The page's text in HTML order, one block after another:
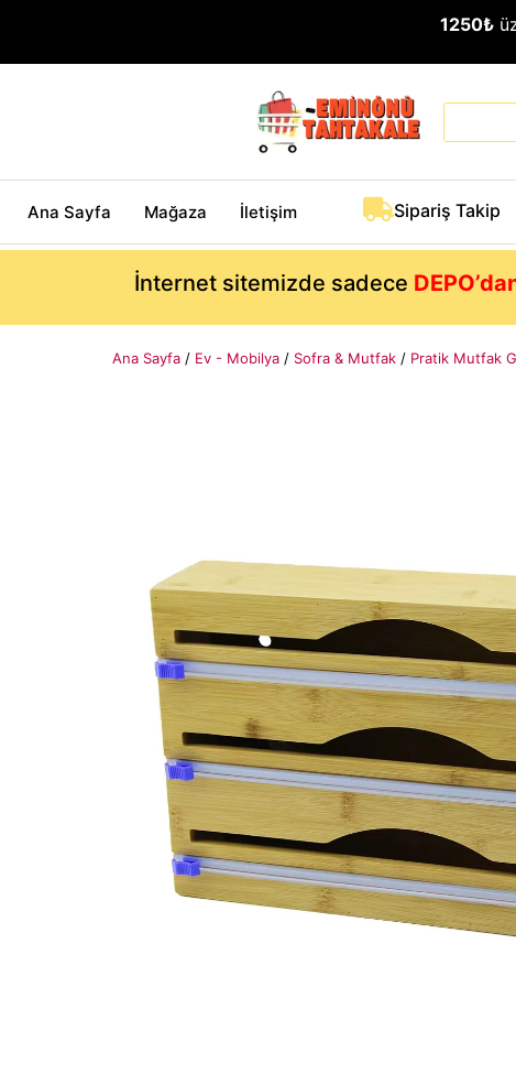
1250₺
Ana Sayfa Mağaza İletişim Sipariş Takip
İnternet sitemizde sadece
Ana Sayfa / Ev - Mobilya / Sofra & Mutfak / Pratik Mutfak